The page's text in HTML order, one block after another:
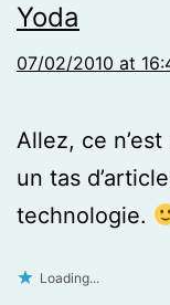
Yoda
07/02/2010 at
Allez, ce
un tas
technologie.
Loading...